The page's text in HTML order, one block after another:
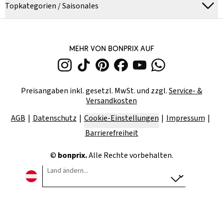
Topkategorien / Saisonales
MEHR VON BONPRIX AUF
Preisangaben inkl. gesetzl. MwSt. und zzgl.Service- &
Versandkosten
AGB
Datenschutz Cookie-Einstellungen
Impressum
Barrierefreiheit
© bonprix.Alle Rechte vorbehalten.
Land ändern...